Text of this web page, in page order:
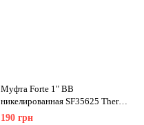
Муфта Forte 1" ВВ
никелированная SF35625 Thermo
Alliance
190 грн